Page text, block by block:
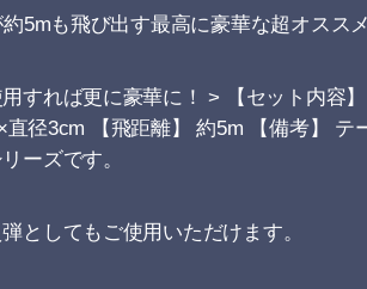
5mも飛び出す最高に豪華な超オスス
すれば更に豪華に！ > 【セット内容
直径3cm 【飛距離】 約5m 【備考】
ーズです。
としてもご使用いただけます。